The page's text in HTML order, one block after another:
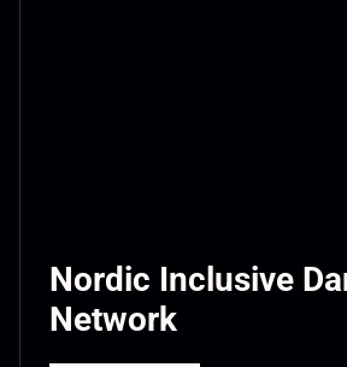
Nordic Inclusive
Network